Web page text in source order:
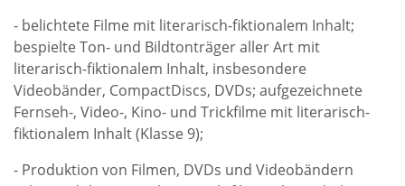
- belichtete Filme mit literarisch-fiktionalem Inhalt;
bespielte Ton- und Bildtonträger aller Art mit
literarisch-fiktionalem Inhalt, insbesondere
Videobänder, CompactDiscs, DVDs; aufgezeichnete
Fernseh-, Video-, Kino- und Trickfilme mit literarisch-
fiktionalem Inhalt (Klasse 9);
- Produktion von Filmen, DVDs und Videobändern